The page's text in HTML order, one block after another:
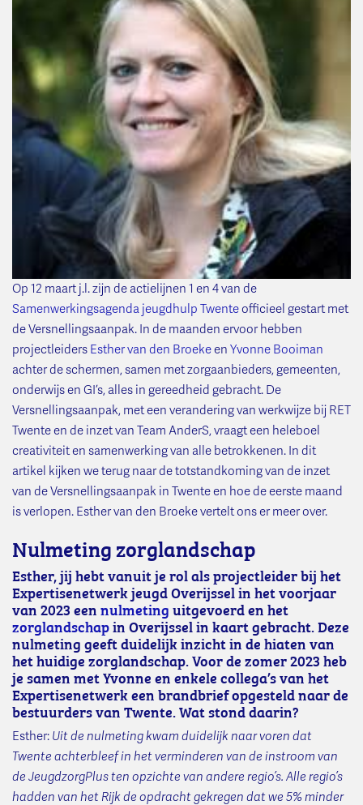
Op 12 maart j.l. zijn de actielijnen 1 en 4 van de
Samenwerkingsagenda jeugdhulp Twenteofficieel gestart met
de Versnellingsaanpak. In de maanden ervoor hebben
projectleiders Esther van den Broekeen Yvonne Booiman
achter de schermen, samen met zorgaanbieders, gemeenten,
onderwijs en GI’s, alles in gereedheid gebracht. De
Versnellingsaanpak, met een verandering van werkwijze bij RET
Twente en de inzet van Team AnderS, vraagt een heleboel
creativiteit en samenwerking van alle betrokkenen. In dit
artikel kijken we terug naar de totstandkoming van de inzet
van de Versnellingsaanpak in Twente en hoe de eerste maand
is verlopen. Esther van den Broeke vertelt ons er meer over.
Nulmeting zorglandschap
Esther, jij hebt vanuit je rol als projectleider bij het
Expertisenetwerk jeugd Overijssel in het voorjaar
van 2023 eennulmetinguitgevoerd en het
zorglandschapin Overijssel in kaart gebracht. Deze
nulmeting geeft duidelijk inzicht in de hiaten van
het huidige zorglandschap. Voor de zomer 2023 heb
je samen met Yvonne en enkele collega’s van het
Expertisenetwerk een brandbrief opgesteld naar de
bestuurders van Twente. Wat stond daarin?
Esther: Uit de nulmeting kwam duidelijk naar voren dat
Twente achterbleef in het verminderen van de instroom van
de JeugdzorgPlus ten opzichte van andere regio’s. Alle regio’s
hadden van het Rijk de opdracht gekregen dat we 5% minder